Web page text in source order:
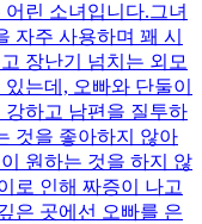
린 소녀입니다.그녀
자주 사용하며 꽤 시
장난기 넘치는 외모
는데, 오빠와 단둘이
하고 남편을 질투하
것을 좋아하지 않아
원하는 것을 하지 않
로 인해 짜증이 나고
은 곳에선 오빠를 은